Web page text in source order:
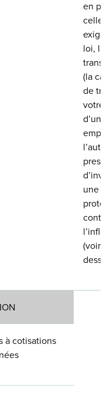
en
celles
loi, la
(la
de
votre
d’un
une
contre
(voir
à cotisations